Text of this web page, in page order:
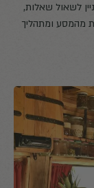
לשאול שאלות,
מהמסע ומתהליך